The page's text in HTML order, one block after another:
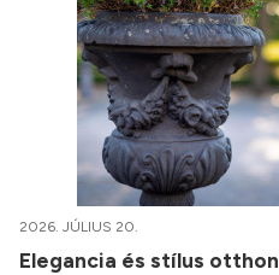
2026. JÚLIUS 20.
Elegancia és stílus otthon